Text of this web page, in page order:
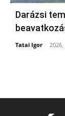
Darázsi
Tatai Igor -